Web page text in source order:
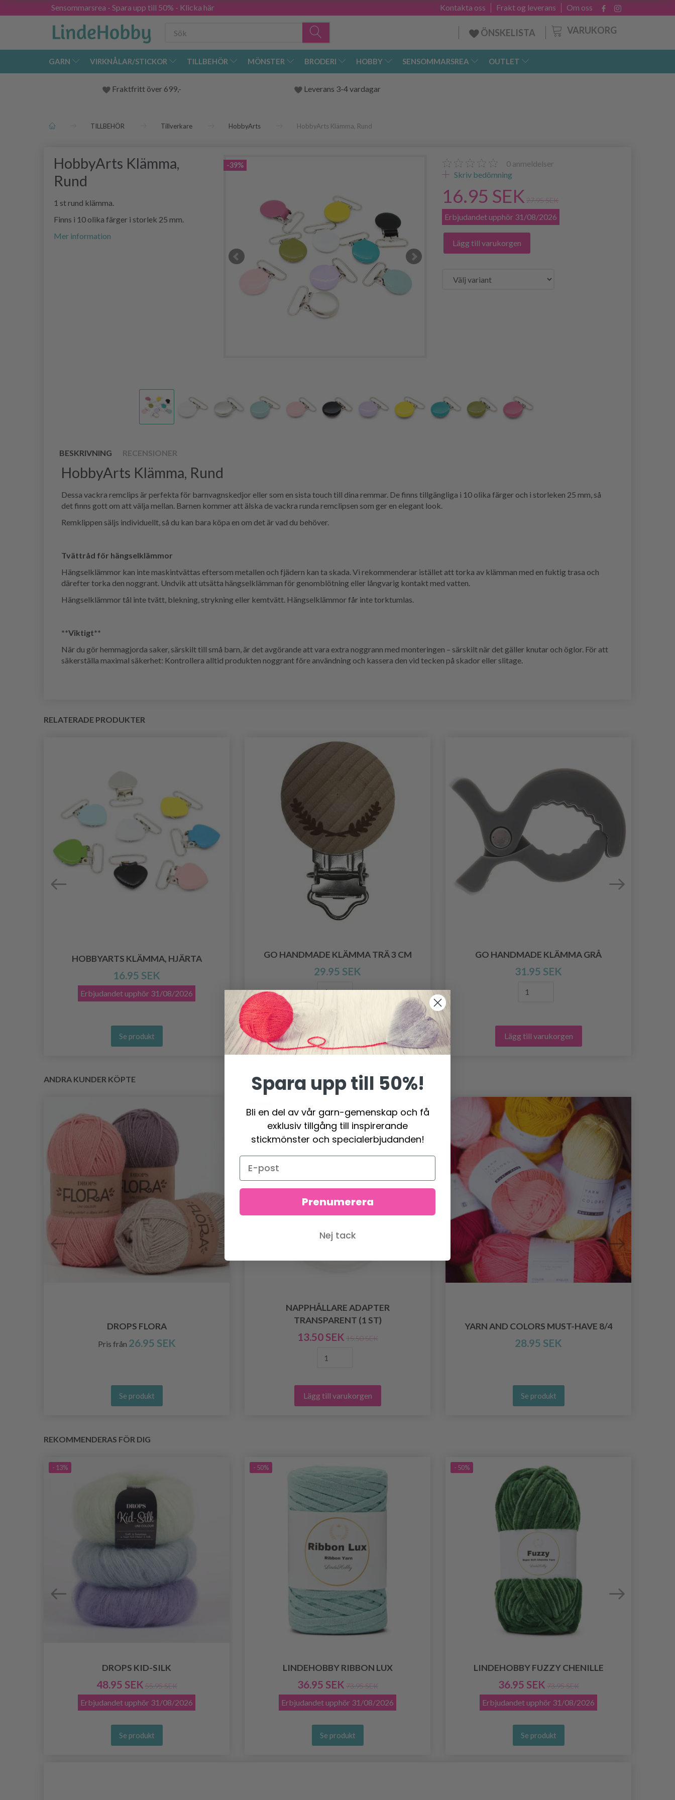
Sensommarsrea - Spara upp till 50% - Klicka här Om oss
Frakt og leverans
Kontakta oss
VARUKORG
ÖNSKELISTA
GARN VIRKNÅLAR/STICKOR TILLBEHÖR MÖNSTER BRODERI HOBBY SENSOMMARSREA OUTLET
Fraktfritt över 699,- Leverans 3-4 vardagar
TILLBEHÖR Tillverkare HobbyArts HobbyArts Klämma, Rund
HobbyArts Klämma,
Rund
1 st rund klämma.
Finns i 10 olika färger i storlek 25 mm.
Mer information
-39% 0 anmeldelser
Skriv bedömning
16.95 SEK 27.95 SEK
Erbjudandet upphör 31/08/2026
Lägg till varukorgen
BESKRIVNING RECENSIONER
HobbyArts Klämma, Rund
Dessa vackra remclips är perfekta för barnvagnskedjor eller som en sista touch till dina remmar. De finns tillgängliga i 10 olika färger och i storleken 25 mm, så
det finns gott om att välja mellan. Barnen kommer att älska de vackra runda remclipsen som ger en elegant look.
Remklippen säljs individuellt, så du kan bara köpa en om det är vad du behöver.
Tvättråd för hängselklämmor
Hängselklämmor kan inte maskintvättas eftersom metallen och fjädern kan ta skada. Vi rekommenderar istället att torka av klämman med en fuktig trasa och
därefter torka den noggrant. Undvik att utsätta hängselklämman för genomblötning eller långvarig kontakt med vatten.
Hängselklämmor tål inte tvätt, blekning, strykning eller kemtvätt. Hängselklämmor får inte torktumlas.
**Viktigt**
När du gör hemmagjorda saker, särskilt till små barn, är det avgörande att vara extra noggrann med monteringen – särskilt när det gäller knutar och öglor. För att
säkerställa maximal säkerhet: Kontrollera alltid produkten noggrant före användning och kassera den vid tecken på skador eller slitage.
RELATERADE PRODUKTER
HOBBYARTS KLÄMMA, HJÄRTA
16.95 SEK
Erbjudandet upphör 31/08/2026
Se produkt
GO HANDMADE KLÄMMA TRÄ 3 CM
29.95 SEK
Lägg till varukorgen
GO HANDMADE KLÄMMA GRÅ
31.95 SEK
Lägg till varukorgen
ANDRA KUNDER KÖPTE
DROPS FLORA
Pris från 26.95 SEK
Se produkt
- 13%
NAPPHÅLLARE ADAPTER
TRANSPARENT (1 ST)
13.50 SEK 15.50 SEK
Lägg till varukorgen
YARN AND COLORS MUST-HAVE 8/4
28.95 SEK
Se produkt
REKOMMENDERAS FÖR DIG
- 13%
DROPS KID-SILK
48.95 SEK 55.95 SEK
Erbjudandet upphör 31/08/2026
Se produkt
- 50%
LINDEHOBBY RIBBON LUX
36.95 SEK 73.95 SEK
Erbjudandet upphör 31/08/2026
Se produkt
- 50%
LINDEHOBBY FUZZY CHENILLE
36.95 SEK 73.95 SEK
Erbjudandet upphör 31/08/2026
Se produkt
Spara upp till 50%!
Bli en del av vår garn-gemenskap och få
exklusiv tillgång till inspirerande
stickmönster och specialerbjudanden!
Prenumerera
Nej tack